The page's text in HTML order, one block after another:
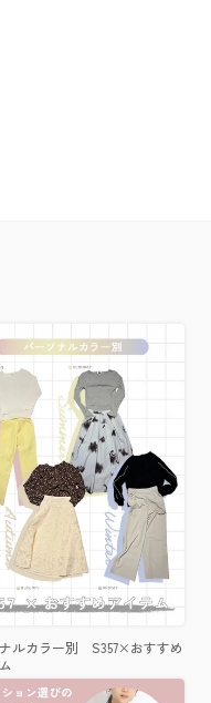
ルカラー別 S357×おすすめ